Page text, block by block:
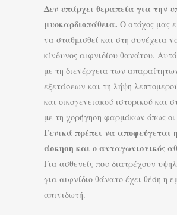
Δεν υπάρχει θεραπεία για την
μυοκαρδιοπάθεια. Ο στόχος μας
να σταθμισθεί και στη συνέχεια
κίνδυνος αιφνιδίου θανάτου.
με τη διενέργεια των
εξετάσεων και τη λήψη
και οικογενειακού ιστορικού και
με τη χορήγηση φαρμάκων όπως οι
Γενικά πρέπει να αποφεύγεται
άσκηση και ο ανταγωνιστικός
Για ασθενείς που διατρέχουν
για αιφνίδιο θάνατο έχει θέση η
απινιδωτή.